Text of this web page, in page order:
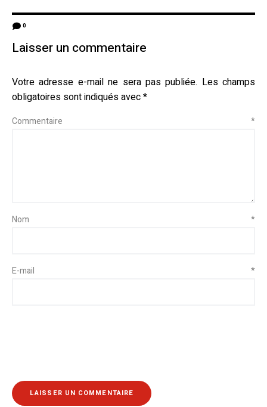
0
Laisser un commentaire
Votre adresse e-mail ne sera pas publiée. Les champs
obligatoires sont indiqués avec*
Commentaire *
Nom *
E-mail *